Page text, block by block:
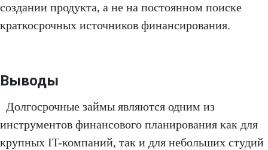
создании продукта, а не на постоянном поиске
краткосрочных источников финансирования.
Выводы
Долгосрочные займы являются одним из
инструментов финансового планирования как для
крупных IT-компаний, так и для небольших студий